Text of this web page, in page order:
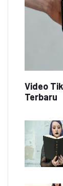
Video
Terbaru